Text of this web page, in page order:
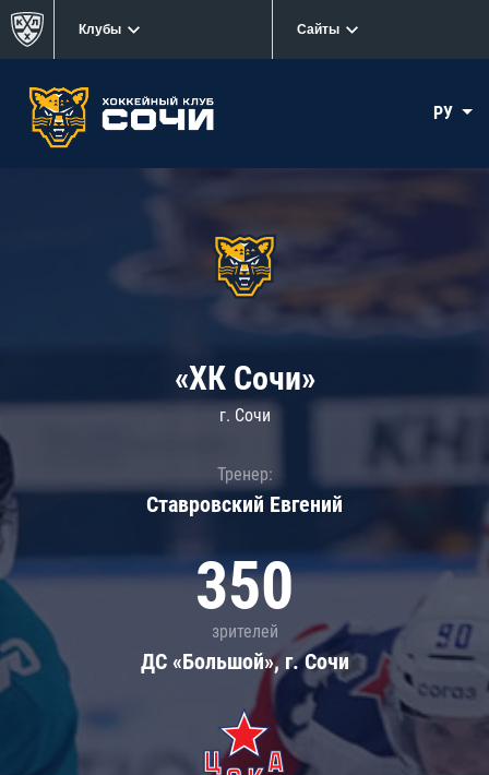
Клубы Сайты
РУ
«ХК Сочи»
г. Сочи
Тренер:
Ставровский Евгений
350
зрителей
ДС «Большой», г. Сочи